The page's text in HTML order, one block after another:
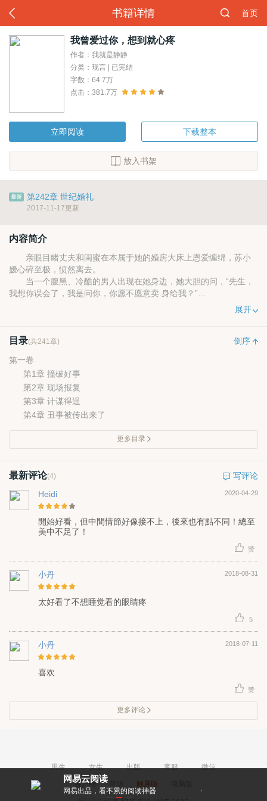
书籍详情 首页
我曾爱过你，想到就心疼
作者：我就是静静
分类：现言 | 已完结
字数：64.7万
点击：381.7万
立即阅读 下载整本
放入书架
第242章 世纪婚礼
2017-11-17更新
内容简介
亲眼目睹丈夫和闺蜜在本属于她的婚房大床上恩爱缠绵，苏小
嫒心碎至极，愤然离去。
当一个腹黑、冷酷的男人出现在她身边，她大胆的问，“先生，
我想你误会了，我是问你，你愿不愿意卖.身给我？”
展开
目录(共241章)
倒序
第一卷
第1章 撞破好事
第2章 现场报复
第3章 计谋得逞
第4章 丑事被传出来了
更多目录
最新评论(4)
写评论
Heidi
2020-04-29
開始好看，但中間情節好像接不上，後來也有點不同！總至
美中不足了！
赞
小丹 2018-08-31
太好看了不想睡觉看的眼睛疼
5
小丹 2018-07-11
喜欢
赞
更多评论
男生 女生 出版 客服
微信
客户端
触屏版
网易云阅读
能看好书 网易出品，看不累的阅读神器 作者亲密互动，和